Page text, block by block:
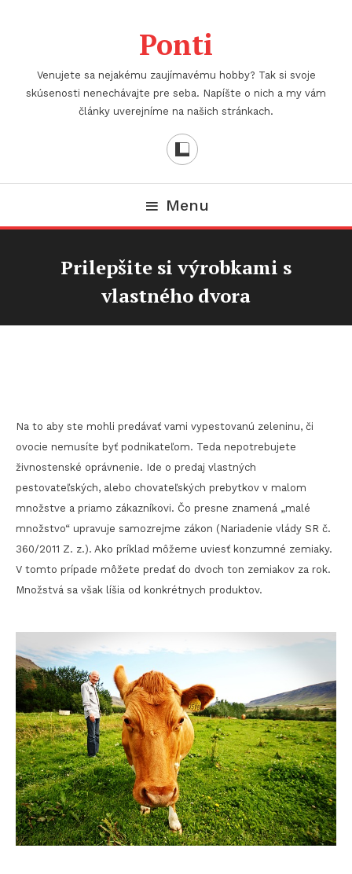
Ponti
Venujete sa nejakému zaujímavému hobby? Tak si svoje
skúsenosti nenechávajte pre seba. Napíšte o nich a my vám
články uverejníme na našich stránkach.
Menu
Prilepšite si výrobkami s
vlastného dvora
Na to aby ste mohli predávať vami vypestovanú zeleninu, či
ovocie nemusíte byť podnikateľom. Teda nepotrebujete
živnostenské oprávnenie. Ide o predaj vlastných
pestovateľských, alebo chovateľských prebytkov v malom
množstve a priamo zákazníkovi. Čo presne znamená „malé
množstvo“ upravuje samozrejme zákon (Nariadenie vlády SR č.
360/2011 Z. z.). Ako príklad môžeme uviesť konzumné zemiaky.
V tomto prípade môžete predať do dvoch ton zemiakov za rok.
Množstvá sa však líšia od konkrétnych produktov.